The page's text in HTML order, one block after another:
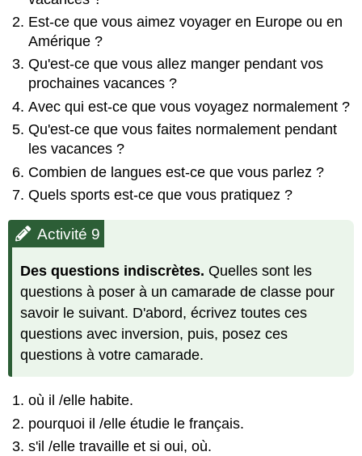
Est-ce que vous aimez voyager en Europe ou en
Amérique ?
Qu'est-ce que vous allez manger pendant vos
prochaines vacances ?
Avec qui est-ce que vous voyagez normalement ?
Qu'est-ce que vous faites normalement pendant
les vacances ?
Combien de langues est-ce que vous parlez ?
Quels sports est-ce que vous pratiquez ?
Activité 9
Des questions indiscrètes. Quelles sont les
questions à poser à un camarade de classe pour
savoir le suivant. D'abord, écrivez toutes ces
questions avec inversion, puis, posez ces
questions à votre camarade.
où il /elle habite.
pourquoi il /elle étudie le français.
s'il /elle travaille et si oui, où.